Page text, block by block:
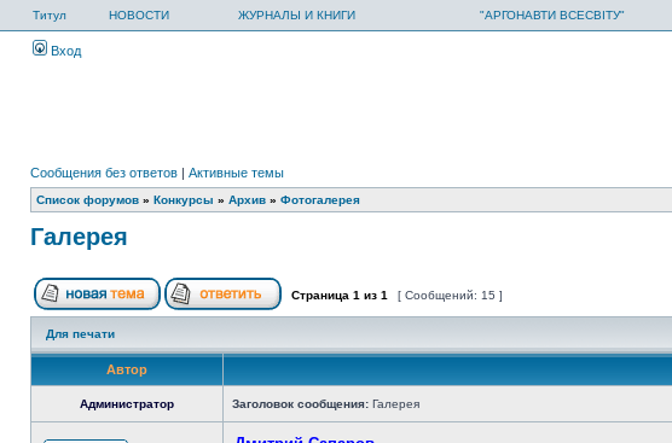
Титул НОВОСТИ ЖУРНАЛЫ И КНИГИ "АРГОНАВТИ ВСЕСВІТУ"
Вход
Сообщения без ответов | Активные темы
Список форумов » Конкурсы » Архив » Фотогалерея
Галерея
Страница 1 из 1 [ Сообщений: 15 ]
Для печати
Автор
Администратор Заголовок сообщения: Галерея